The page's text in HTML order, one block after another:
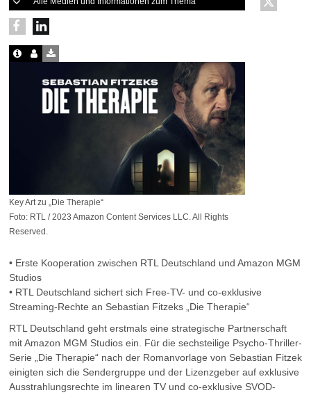
Key Art zu „Die Therapie“
Foto: RTL / 2023 Amazon Content Services LLC. All Rights
Reserved.
• Erste Kooperation zwischen RTL Deutschland und Amazon MGM
Studios
• RTL Deutschland sichert sich Free-TV- und co-exklusive
Streaming-Rechte an Sebastian Fitzeks „Die Therapie“
RTL Deutschland geht erstmals eine strategische Partnerschaft
mit Amazon MGM Studios ein. Für die sechsteilige Psycho-Thriller-
Serie „Die Therapie“ nach der Romanvorlage von Sebastian Fitzek
einigten sich die Sendergruppe und der Lizenzgeber auf exklusive
Ausstrahlungsrechte im linearen TV und co-exklusive SVOD-